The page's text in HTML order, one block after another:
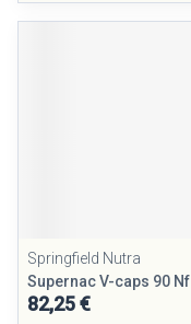
Springfield Nutra
Supernac V-caps 90 Nf
82,25 €